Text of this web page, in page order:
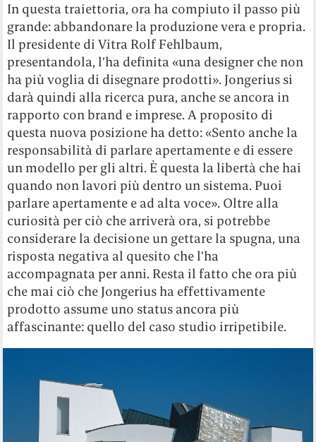
In questa traiettoria, ora ha compiuto il passo più
grande: abbandonare la produzione vera e propria.
Il presidente di Vitra Rolf Fehlbaum,
presentandola, l’ha definita «una designer che non
ha più voglia di disegnare prodotti». Jongerius si
darà quindi alla ricerca pura, anche se ancora in
rapporto con brand e imprese. A proposito di
questa nuova posizione ha detto: «Sento anche la
responsabilità di parlare apertamente e di essere
un modello per gli altri. È questa la libertà che hai
quando non lavori più dentro un sistema. Puoi
parlare apertamente e ad alta voce». Oltre alla
curiosità per ciò che arriverà ora, si potrebbe
considerare la decisione un gettare la spugna, una
risposta negativa al quesito che l’ha
accompagnata per anni. Resta il fatto che ora più
che mai ciò che Jongerius ha effettivamente
prodotto assume uno status ancora più
affascinante: quello del caso studio irripetibile.